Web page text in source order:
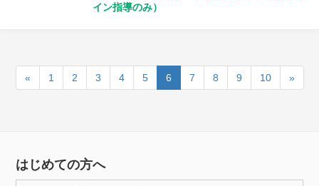
イン指導のみ）
« 1 2 3 4 5 6 7 8 9 10 »
はじめての方へ